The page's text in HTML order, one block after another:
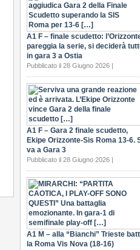
A1 F – finale scudetto:
pareggia la serie, si deciderà
in gara 3 a Ostia
Pubblicato il 28 Giugno 2026 |
A1 F – Gara 2 finale scudetto,
Ekipe Orizzonte-Sis Roma 13-6.
va a Gara 3
Pubblicato il 28 Giugno 2026 |
A1 M – alla “Bianchi” Trieste
la Roma Vis Nova (18-16)